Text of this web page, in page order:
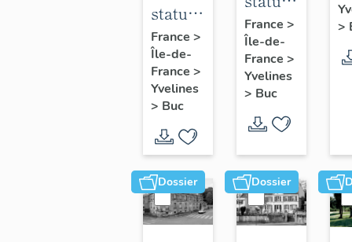
statue :
Vierge
à
l'Enfant
(n°2)
France >
Île-de-
France >
Yvelines
> Buc
Vierge
à
l'Enfant
(n°1)
France >
Île-de-
France >
Yvelines
> Buc
>
Dossier Dossier